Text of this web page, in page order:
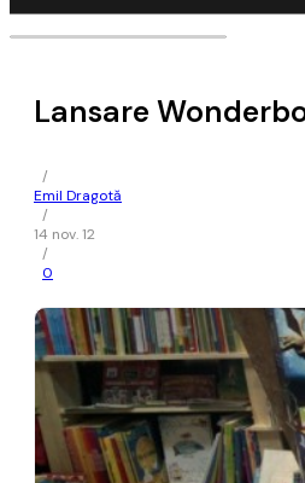
Lansare
/
Emil Dragotă
/
14 nov. 12
/
0